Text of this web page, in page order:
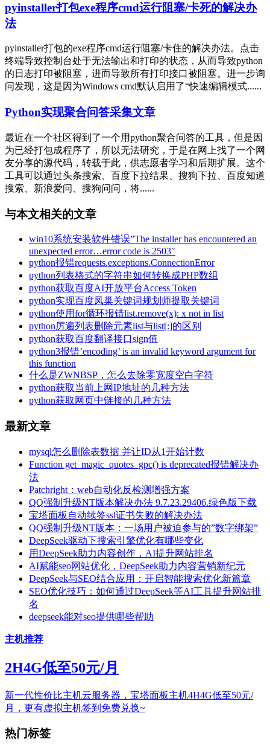
pyinstaller打包exe程序cmd运行阻塞/卡死的解决办
法
pyinstaller打包的exe程序cmd运行阻塞/卡住的解决办法。点击
终端导致控制台处于无法输出和打印的状态，从而导致python
的日志打印被阻塞，进而导致所有打印接口被阻塞。进一步询
问发现，这是因为Windows cmd默认启用了“快速编辑模式......
Python实现聚合问答采集文章
最近在一个社区得到了一个用python聚合问答的工具，但是因
为已经打包成程序了，所以无法研究，于是在网上找了一个网
友分享的源代码，转载于此，供志愿者学习和后期扩展。这个
工具可以通过头条搜索、百度下拉结果、搜狗下拉、百度知道
搜索、新浪爱问、搜狗问问，将......
与本文相关的文章
win10系统安装软件错误”The installer has encountered an
unexpected error…error code is 2503″
python报错requests.exceptions.ConnectionError
python列表格式的字符串如何转换成PHP数组
python获取百度AI开放平台Access Token
python实现百度凤巢关键词规划师提取关键词
python使用for循环报错list.remove(x): x not in list
python厉遍列表删除元素list与list[:]的区别
python获取百度翻译接口sign值
python3报错’encoding’ is an invalid keyword argument for
this function
什么是ZWNBSP，怎么去除零宽度空白字符
python获取当前上网IP地址的几种方法
python获取网页中链接的几种方法
最新文章
mysql怎么删除表数据 并让ID从1开始计数
Function get_magic_quotes_gpc() is deprecated报错解决办
法
Patchright：web自动化反检测增强方案
QQ强制升级NT版本解决办法 9.7.23.29406.绿色版下载
宝塔面板自动续签ssl证书失败的解决办法
QQ强制升级NT版本：一场用户被迫参与的”数字绑架”
DeepSeek驱动下搜索引擎优化有哪些变化
用DeepSeek助力内容创作，AI提升网站排名
AI赋能seo网站优化，DeepSeek助力内容营销新纪元
DeepSeek与SEO结合应用：开启智能搜索优化新篇章
SEO优化技巧：如何通过DeepSeek等AI工具提升网站排
名
deepseek能对seo提供哪些帮助
主机推荐
2H4G低至50元/月
新一代性价比主机云服务器，宝塔面板主机4H4G低至50元/
月，更有虚拟主机签到免费兑换~
热门标签